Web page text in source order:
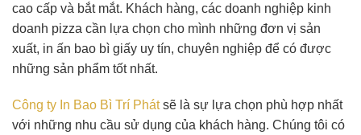
cao cấp và bắt mắt. Khách hàng, các doanh nghiệp kinh
doanh pizza cần lựa chọn cho mình những đơn vị sản
xuất, in ấn bao bì giấy uy tín, chuyên nghiệp để có được
những sản phẩm tốt nhất.
Công ty In Bao Bì Trí Phátsẽ là sự lựa chọn phù hợp nhất
với những nhu cầu sử dụng của khách hàng. Chúng tôi có